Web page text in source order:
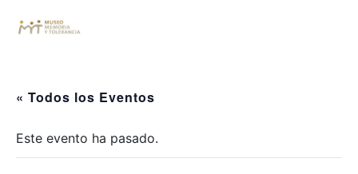
« Todos los Eventos
Este evento ha pasado.